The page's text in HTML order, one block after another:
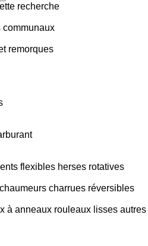
recherche
communaux
remorques
flexibles herses rotatives
charrues réversibles
à anneaux rouleaux lisses autres